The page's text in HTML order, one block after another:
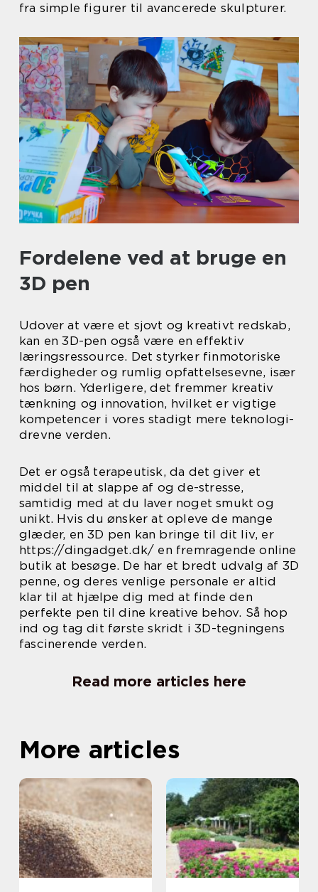
fra simple figurer til avancerede skulpturer.
Fordelene ved at bruge en
3D pen
Udover at være et sjovt og kreativt redskab,
kan en 3D-pen også være en effektiv
læringsressource. Det styrker finmotoriske
færdigheder og rumlig opfattelsesevne, især
hos børn. Yderligere, det fremmer kreativ
tænkning og innovation, hvilket er vigtige
kompetencer i vores stadigt mere teknologi-
drevne verden.
Det er også terapeutisk, da det giver et
middel til at slappe af og de-stresse,
samtidig med at du laver noget smukt og
unikt. Hvis du ønsker at opleve de mange
glæder, en 3D pen kan bringe til dit liv, er
https://dingadget.dk/ en fremragende online
butik at besøge. De har et bredt udvalg af 3D
penne, og deres venlige personale er altid
klar til at hjælpe dig med at finde den
perfekte pen til dine kreative behov. Så hop
ind og tag dit første skridt i 3D-tegningens
fascinerende verden.
Read more articles here
More articles